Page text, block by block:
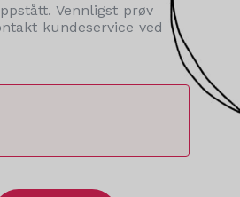
Vennligst prøv
kundeservice ved